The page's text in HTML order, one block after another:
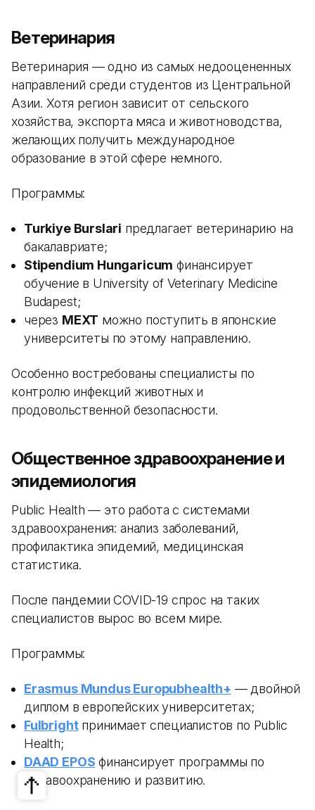
Ветеринария
Ветеринария — одно из самых недооцененных
направлений среди студентов из Центральной
Азии. Хотя регион зависит от сельского
хозяйства, экспорта мяса и животноводства,
желающих получить международное
образование в этой сфере немного.
Программы:
Turkiye Burslari предлагает ветеринарию на
бакалавриате;
Stipendium Hungaricum финансирует
обучение в University of Veterinary Medicine
Budapest;
через MEXT можно поступить в японские
университеты по этому направлению.
Особенно востребованы специалисты по
контролю инфекций животных и
продовольственной безопасности.
Общественное здравоохранение и
эпидемиология
Public Health — это работа с системами
здравоохранения: анализ заболеваний,
профилактика эпидемий, медицинская
статистика.
После пандемии COVID-19 спрос на таких
специалистов вырос во всем мире.
Программы:
Erasmus Mundus Europubhealth+ — двойной
диплом в европейских университетах;
Fulbrightпринимает специалистов по Public
Health;
DAAD EPOS финансирует программы по
здравоохранению и развитию.